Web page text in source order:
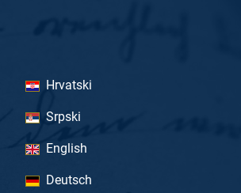
Hrvatski
Srpski
English
Deutsch